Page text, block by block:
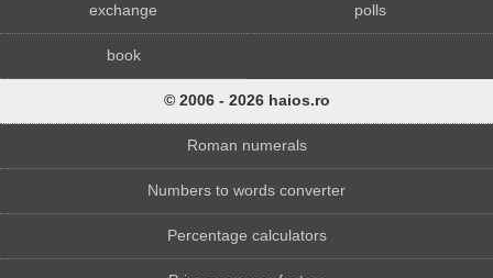
exchange polls
book
© 2006 - 2026 haios.ro
Roman numerals
Numbers to words converter
Percentage calculators